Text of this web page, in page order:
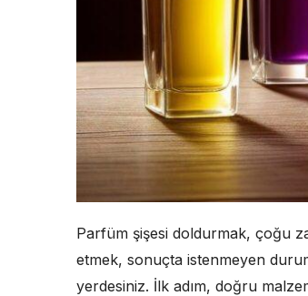
Parfüm şişesi doldurmak, çoğu
etmek, sonuçta istenmeyen
yerdesiniz. İlk adım, doğru